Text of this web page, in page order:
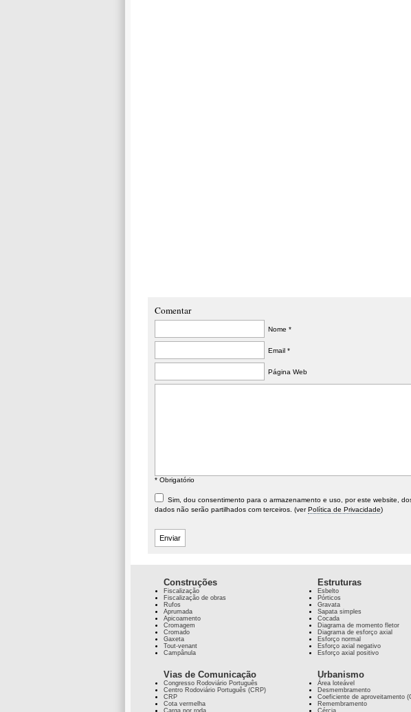
Comentar
Nome *
Email *
Página Web
* Obrigatório
Sim, dou consentimento para o armazenamento e uso, por este website,
dados não serão partilhados com terceiros. (verPolítica de Privacidade)
Construções
Fiscalização
Fiscalização de obras
Rufos
Aprumada
Apicoamento
Cromagem
Cromado
Gaxeta
Tout-venant
Campânula
Estruturas
Esbelto
Pórticos
Gravata
Sapata simples
Cocada
Diagrama de momento fletor
Diagrama de esforço axial
Esforço normal
Esforço axial negativo
Esforço axial positivo
Vias de Comunicação
Congresso Rodoviário Português
Centro Rodoviário Português (CRP)
CRP
Cota vermelha
Carga por roda
Urbanismo
Área loteável
Desmembramento
Coeficiente de aproveitamento
Remembramento
Cércia